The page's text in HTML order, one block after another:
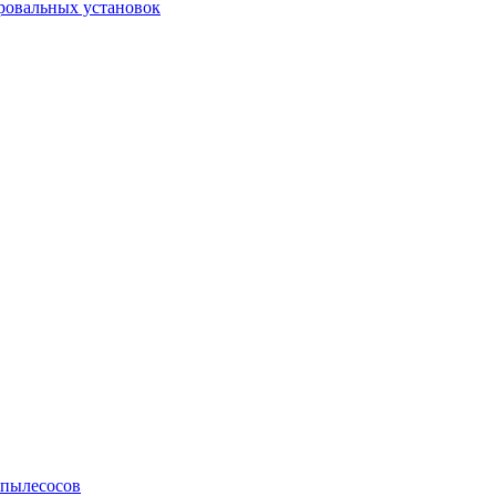
установок